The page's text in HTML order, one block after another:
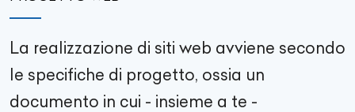
La realizzazione di siti web avviene secondo
le specifiche di progetto, ossia un
documento in cui - insieme a te -